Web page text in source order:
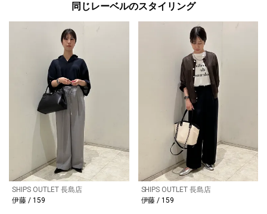
同じレーベルのスタイリング
SHIPS OUTLET 長島店
伊藤 / 159
SHIPS OUTLET 長島店
伊藤 / 159